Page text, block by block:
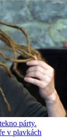
párty.
v plavkách